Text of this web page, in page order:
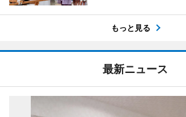
もっと見る
最新ニュース